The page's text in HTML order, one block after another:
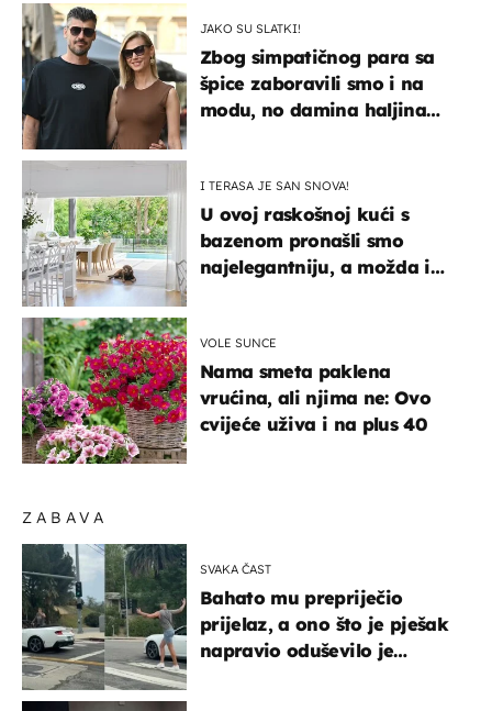
ZABAVA
SVAKA ČAST
Bahato mu prepriječio
prijelaz, a ono što je pješak
napravio oduševilo je
JAKO SU SLATKI!
Zbog simpatičnog para sa
špice zaboravili smo i na
modu, no damina haljina
I TERASA JE SAN SNOVA!
U ovoj raskošnoj kući s
bazenom pronašli smo
najelegantniju, a možda i
VOLE SUNCE
Nama smeta paklena
vrućina, ali njima ne: Ovo
cvijeće uživa i na plus 40